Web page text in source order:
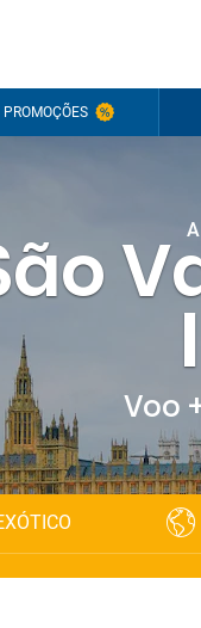
PROMOÇÕES
Voo